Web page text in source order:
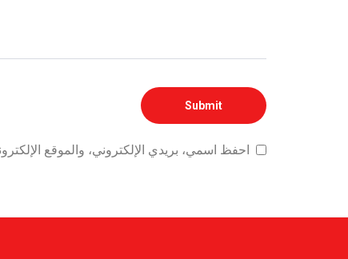
احفظ اسمي، بريدي الإلكتروني، والموقع